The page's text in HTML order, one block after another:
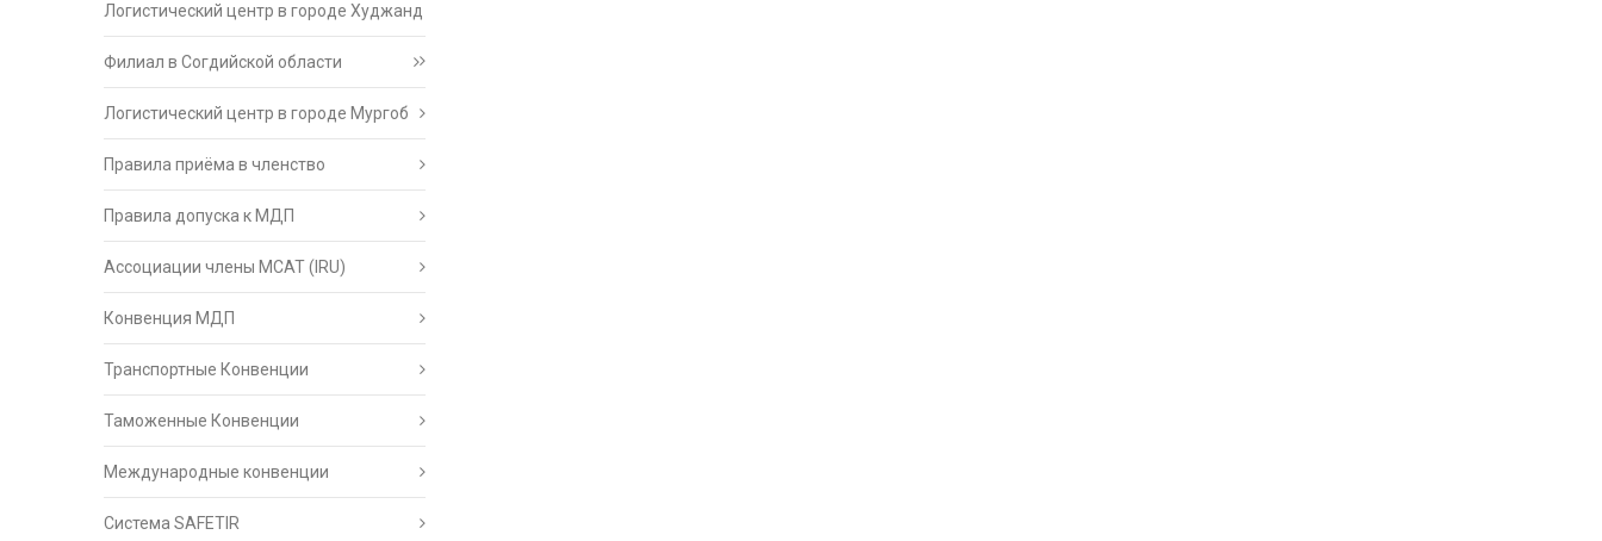
Логистический центр в городе Худжанд
Филиал в Согдийской области
Логистический центр в городе Мургоб
Правила приёма в членство
Правила допуска к МДП
Ассоциации члены МСАТ (IRU)
Конвенция МДП
Транспортные Конвенции
Таможенные Конвенции
Международные конвенции
Система SAFETIR